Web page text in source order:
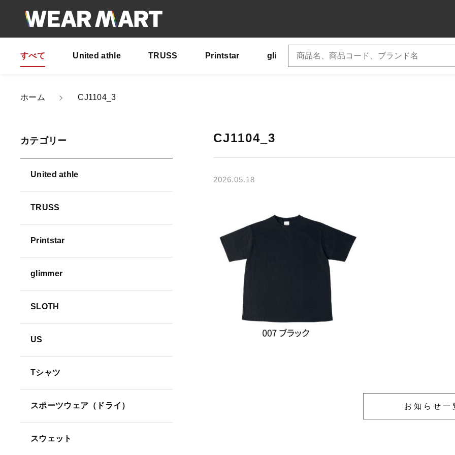
すべて United athle TRUSS Printstar glimmer SLOTH US
ホーム CJ1104_3
CJ1104_3
2026.05.18
お知らせ一
カテゴリー
United athle
TRUSS
Printstar
glimmer
SLOTH
US
Tシャツ
スポーツウェア（ドライ）
スウェット